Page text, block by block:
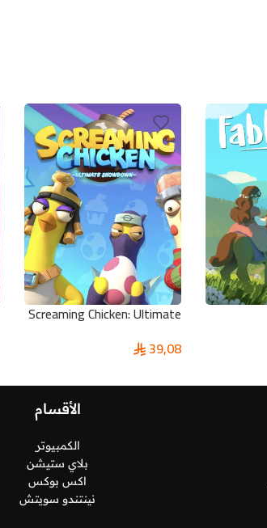
Screaming Chicken: Ultimate
39,08
الأقسام
الكمبيوتر
بلاي ستيشن
اكس بوكس
نينتندو سويتش